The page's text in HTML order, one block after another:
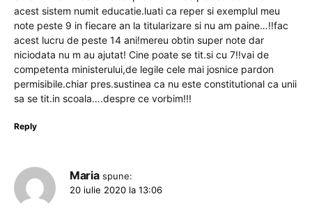
acest sistem numit educatie.luati ca reper si exemplul meu
note peste 9 in fiecare an la titularizare si nu am paine…!!fac
acest lucru de peste 14 ani!mereu obtin super note dar
niciodata nu m au ajutat! Cine poate se tit.si cu 7!!vai de
competenta ministerului,de legile cele mai josnice pardon
permisibile.chiar pres.sustinea ca nu este constitutional ca unii
sa se tit.in scoala….despre ce vorbim!!!
Reply
Maria spune:
20 iulie 2020 la 13:06